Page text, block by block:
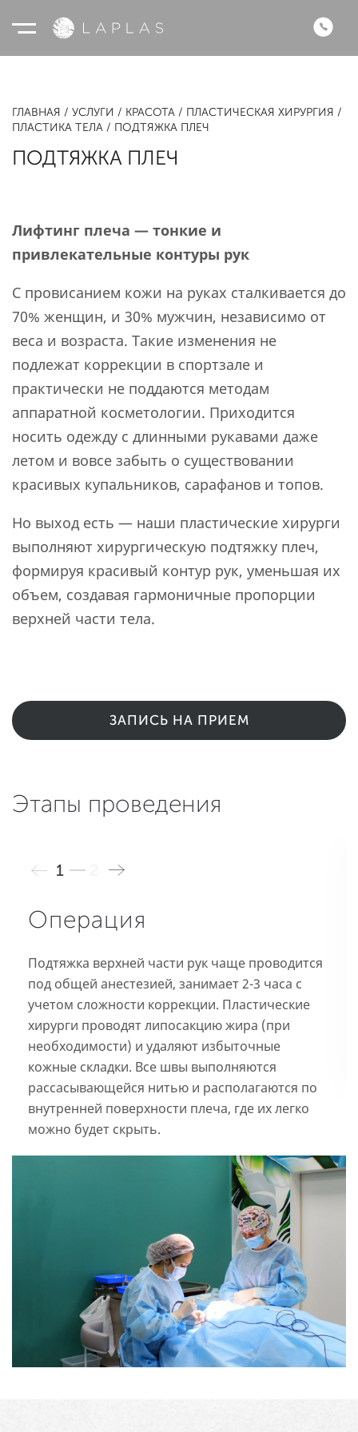
ГЛАВНАЯ УСЛУГИ КРАСОТА
ПЛАСТИЧЕСКАЯ ХИРУРГИЯ
ПЛАСТИКА ТЕЛА
ПОДТЯЖКА ПЛЕЧ
ПОДТЯЖКА ПЛЕЧ
Лифтинг плеча — тонкие и
привлекательные контуры рук
С провисанием кожи на руках сталкивается до
70% женщин, и 30% мужчин, независимо от
веса и возраста. Такие изменения не
подлежат коррекции в спортзале и
практически не поддаются методам
аппаратной косметологии. Приходится
носить одежду с длинными рукавами даже
летом и вовсе забыть о существовании
красивых купальников, сарафанов и топов.
Но выход есть — наши пластические хирурги
выполняют хирургическую подтяжку плеч,
формируя красивый контур рук, уменьшая их
объем, создавая гармоничные пропорции
верхней части тела.
ЗАПИСЬ НА ПРИЕМ
Этапы проведения
1
Операция
Подтяжка верхней части рук чаще проводится
под общей анестезией, занимает 2-3 часа с
учетом сложности коррекции. Пластические
хирурги проводят липосакцию жира (при
необходимости) и удаляют избыточные
кожные складки. Все швы выполняются
рассасывающейся нитью и располагаются по
внутренней поверхности плеча, где их легко
можно будет скрыть.